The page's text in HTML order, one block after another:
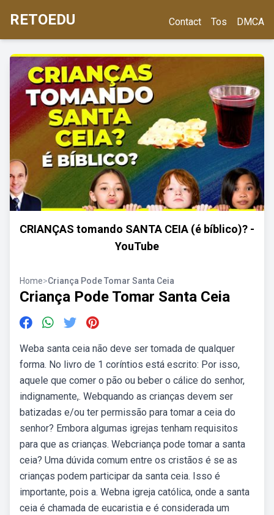
RETOEDU Contact Tos DMCA
CRIANÇAS tomando SANTA CEIA (é bíblico)? -
YouTube
Home>Criança Pode Tomar Santa Ceia
Criança Pode Tomar Santa Ceia
Weba santa ceia não deve ser tomada de qualquer
forma. No livro de 1 coríntios está escrito: Por isso,
aquele que comer o pão ou beber o cálice do senhor,
indignamente,. Webquando as crianças devem ser
batizadas e/ou ter permissão para tomar a ceia do
senhor? Embora algumas igrejas tenham requisitos
para que as crianças. Webcriança pode tomar a santa
ceia? Uma dúvida comum entre os cristãos é se as
crianças podem participar da santa ceia. Isso é
importante, pois a. Webna igreja católica, onde a santa
ceia é chamada de eucaristia e é considerada um